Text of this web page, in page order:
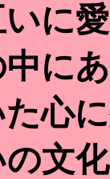
に
に
心
文